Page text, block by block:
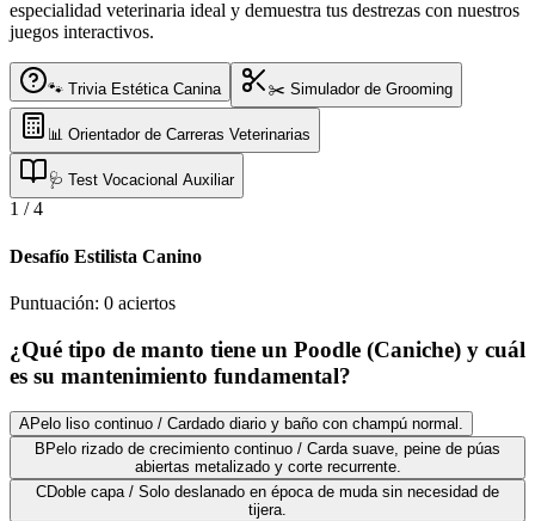
especialidad veterinaria ideal y demuestra tus destrezas con nuestros
juegos interactivos.
🐾 Trivia Estética Canina ✂️ Simulador de Grooming
📊 Orientador de Carreras Veterinarias
🩺 Test Vocacional Auxiliar
1 /4
Desafío Estilista Canino
Puntuación: 0 aciertos
¿Qué tipo de manto tiene un Poodle (Caniche) y cuál
es su mantenimiento fundamental?
APelo liso continuo / Cardado diario y baño con champú normal.
B Pelo rizado de crecimiento continuo / Carda suave, peine de púas
abiertas metalizado y corte recurrente.
CDoble capa / Solo deslanado en época de muda sin necesidad de
tijera.